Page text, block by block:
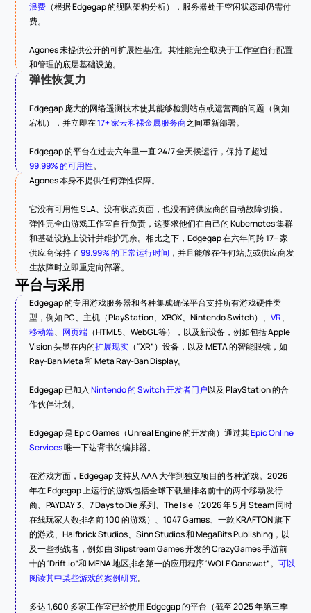
浪费 （根据 Edgegap 的舰队架构分析），服务器处于空闲状态却仍需付
费。
Agones 未提供公开的可扩展性基准。其性能完全取决于工作室自行配置
和管理的底层基础设施。
弹性恢复力
Edgegap 庞大的网络遥测技术使其能够检测站点或运营商的问题（例如
宕机），并立即在 17+ 家云和裸金属服务商之间重新部署。
99.99% 的可用性。
Agones 本身不提供任何弹性保障。
它没有可用性 SLA、没有状态页面，也没有跨供应商的自动故障切换。
弹性完全由游戏工作室自行负责，这要求他们在自己的 Kubernetes 集群
和基础设施上设计并维护冗余。相比之下，Edgegap 在六年间跨 17+ 家
供应商保持了 99.99% 的正常运行时间 ，并且能够在任何站点或供应商发
生故障时立即重定向部署。
平台与采用
Edgegap 的专用游戏服务器和各种集成确保平台支持所有游戏硬件类
型，例如 PC、主机（PlayStation、XBOX、Nintendo Switch）、VR、
移动端、 网页端 （HTML5、WebGL 等），以及新设备，例如包括 Apple
Vision 头显在内的扩展现实 （“XR”）设备，以及 META 的智能眼镜，如
Ray-Ban Meta 和 Meta Ray-Ban Display。
Edgegap 已加入 Nintendo 的 Switch 开发者门户以及 PlayStation 的合
作伙伴计划。
Edgegap 是 Epic Games（Unreal Engine 的开发商）通过其 Epic Online
Services 唯一下达背书的编排器。
在游戏方面，Edgegap 支持从 AAA 大作到独立项目的各种游戏。2026
年在 Edgegap 上运行的游戏包括全球下载量排名前十的两个移动发行
商、PAYDAY 3、7 Days to Die 系列、The Isle（2026 年 5 月 Steam 同时
在线玩家人数排名前 100 的游戏）、1047 Games、一款 KRAFTON 旗下
的游戏、Halfbrick Studios、Sinn Studios 和 MegaBits Publishing，以
及一些挑战者，例如由 Slipstream Games 开发的 CrazyGames 手游前
十的“Drift.io”和 MENA 地区排名第一的应用程序“WOLF Qanawat”。可以
阅读其中某些游戏的案例研究。
多达 1,600 多家工作室已经使用 Edgegap 的平台（截至 2025 年第三季